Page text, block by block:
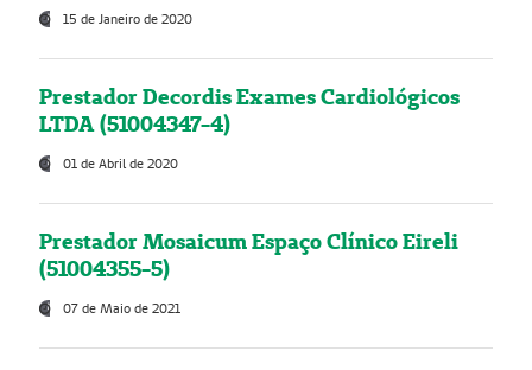
15 de Janeiro de 2020
Prestador Decordis Exames Cardiológicos
LTDA (51004347-4)
01 de Abril de 2020
Prestador Mosaicum Espaço Clínico Eireli
(51004355-5)
07 de Maio de 2021